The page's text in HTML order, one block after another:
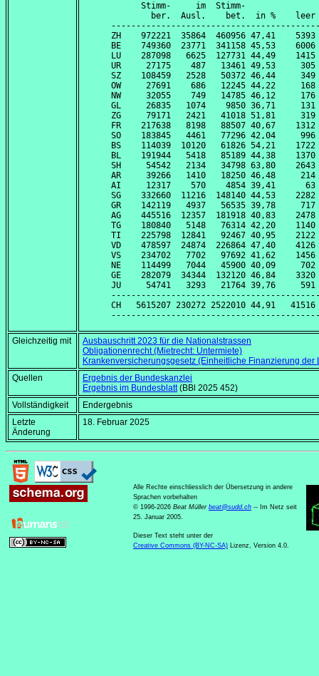
Stimm-     im  Stimm-
ber.  Ausl.    bet.  in %
ZH    972221  35864  460956 47,41
BE    749360  23771  341158 45,53
LU    287098   6625  127731 44,49
UR     27175    487   13461 49,53
SZ    108459   2528   50372 46,44
OW     27691    686   12245 44,22
NW     32055    749   14785 46,12
GL     26835   1074    9850 36,71
ZG     79171   2421   41018 51,81
FR    217638   8198   88507 40,67
SO    183845   4461   77296 42,04
BS    114039  10120   61826 54,21
BL    191944   5418   85189 44,38
SH     54542   2134   34798 63,80
AR     39266   1410   18250 46,48
AI     12317    570    4854 39,41
SG    332660  11216  148140 44,53
GR    142119   4937   56535 39,78
AG    445516  12357  181918 40,83
TG    180840   5148   76314 42,20
TI    225798  12841   92467 40,95
VD    478597  24874  226864 47,40
VS    234702   7702   97692 41,62
NE    114499   7044   45900 40,09
GE    282079  34344  132120 46,84
JU     54741   3293   21764 39,76
CH   5615207 230272 2522010 44,91
Gleichzeitig mit
Ausbauschritt 2023 für die Nationalstrassen
Obligationenrecht (Mietrecht: Untermiete)
Krankenversicherungsgesetz (Einheitliche Finanzierung der
Quellen
Ergebnis der Bundeskanzlei
Ergebnis im Bundesblatt(BBl 2025 452)
Vollständigkeit
Endergebnis
Letzte
Änderung
18. Februar 2025
Alle Rechte einschliesslich der Übersetzung in andere
Sprachen vorbehalten
© 1996-2026 Beat Müller beat@sudd.ch -- Im Netz seit
25. Januar 2005.
Dieser Text steht unter der
Creative Commons (BY-NC-SA) Lizenz, Version 4.0.